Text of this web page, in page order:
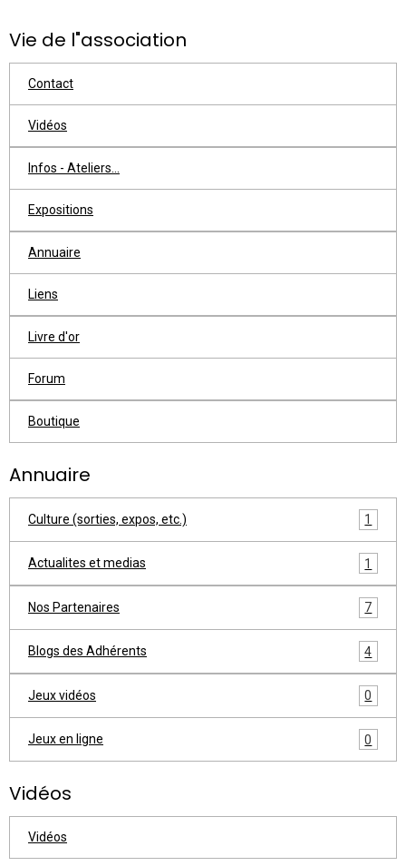
Vie de l"association
Contact
Vidéos
Infos - Ateliers...
Expositions
Annuaire
Liens
Livre d'or
Forum
Boutique
Annuaire
Culture (sorties, expos, etc.) 1
Actualites et medias 1
Nos Partenaires 7
Blogs des Adhérents 4
Jeux vidéos 0
Jeux en ligne 0
Vidéos
Vidéos